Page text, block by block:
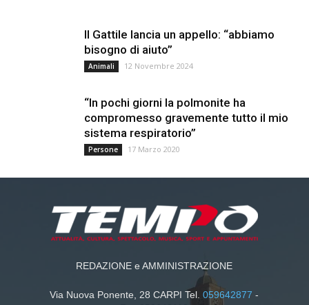
Il Gattile lancia un appello: “abbiamo
bisogno di aiuto”
Animali 12 Novembre 2024
“In pochi giorni la polmonite ha
compromesso gravemente tutto il mio
sistema respiratorio”
Persone 17 Marzo 2020
REDAZIONE e AMMINISTRAZIONE
Via Nuova Ponente, 28 CARPI Tel.059642877 -